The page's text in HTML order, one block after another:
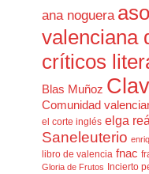
ana noguera
valenciana
críticos
Blas Muñoz
Comunidad
el corte inglés elga
Saneleuterio
libro de valencia fnac
Gloria de Frutos
Incierto